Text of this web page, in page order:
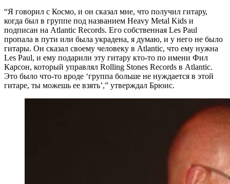
“Я говорил с Космо, и он сказал мне, что получил гитару,
когда был в группе под названием Heavy Metal Kids и
подписан на Atlantic Records. Его собственная Les Paul
пропала в пути или была украдена, я думаю, и у него не было
гитары. Он сказал своему человеку в Atlantic, что ему нужна
Les Paul, и ему подарили эту гитару кто-то по имени Фил
Карсон, который управлял Rolling Stones Records в Atlantic.
Это было что-то вроде ‘группа больше не нуждается в этой
гитаре, ты можешь ее взять’,” утверждал Брюис.